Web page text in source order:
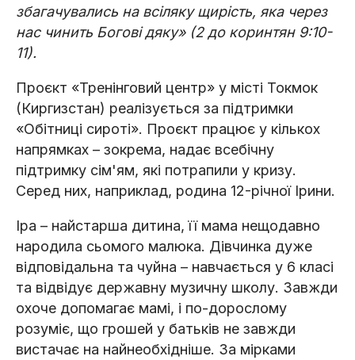
збагачувались на всіляку щирість, яка через
нас чинить Богові дяку» (2 до коринтян 9:10-
11).
Проєкт «Тренінговий центр» у місті Токмок
(Киргизстан) реалізується за підтримки
«Обітниці сироті». Проєкт працює у кількох
напрямках – зокрема, надає всебічну
підтримку сім'ям, які потрапили у кризу.
Серед них, наприклад, родина 12-річної Ірини.
Іра – найстарша дитина, її мама нещодавно
народила сьомого малюка. Дівчинка дуже
відповідальна та чуйна – навчається у 6 класі
та відвідує державну музичну школу. Завжди
охоче допомагає мамі, і по-дорослому
розуміє, що грошей у батьків не завжди
вистачає на найнеобхідніше. За мірками